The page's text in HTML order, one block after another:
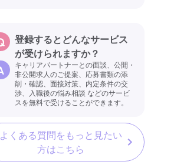
登録するとどんなサービス
が受けられますか？
キャリアパートナーとの面談、公開・
非公開求人のご提案、応募書類の添
削・確認、面接対策、内定条件の交
渉、入職後の悩み相談 などのサービ
スを無料で受けることができます。
よくある質問をもっと見たい
方はこちら